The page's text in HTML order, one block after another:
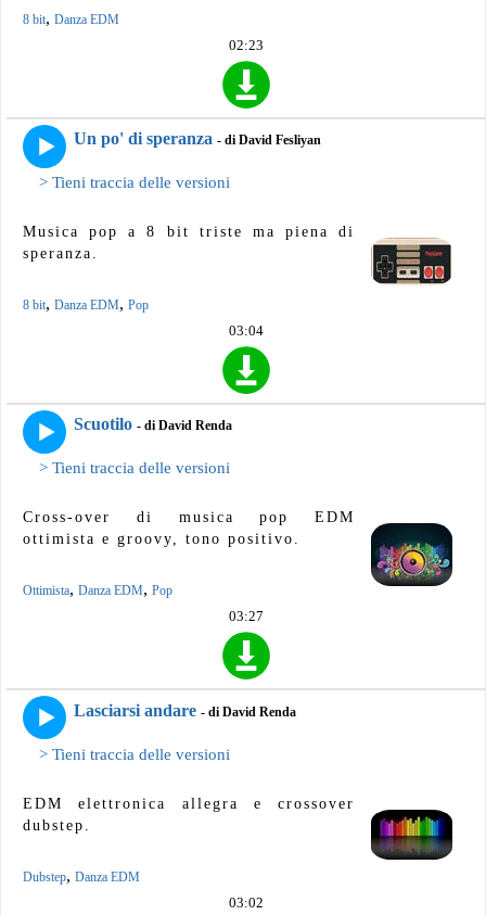
8 bit, Danza EDM
02:23
Un po' di speranza - di David Fesliyan
> Tieni traccia delle versioni
Musica pop a 8 bit triste ma piena di
speranza.
8 bit, Danza EDM, Pop
03:04
Scuotilo - di David Renda
> Tieni traccia delle versioni
Cross-over di musica pop EDM
ottimista e groovy, tono positivo.
Ottimista, Danza EDM, Pop
03:27
Lasciarsi andare - di David Renda
> Tieni traccia delle versioni
EDM elettronica allegra e crossover
dubstep.
Dubstep, Danza EDM
03:02